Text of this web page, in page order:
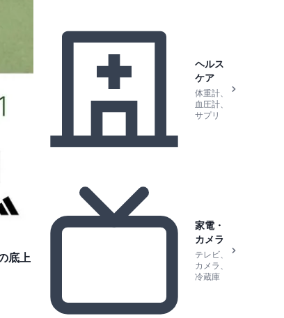
底上
ヘルス
ケア
体重計、
血圧計、
サプリ
家電・
カメラ
テレビ、
カメラ、
冷蔵庫